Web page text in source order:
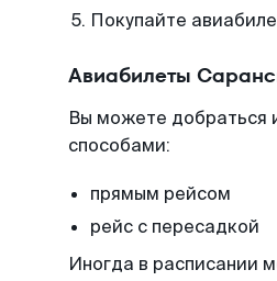
Покупайте
Авиабилеты
Вы можете добраться
способами:
прямым рейсом
рейс с пересадкой
Иногда в расписании